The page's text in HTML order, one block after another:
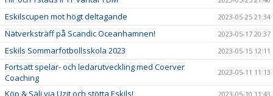
Eskilscupen mot högt deltagande 2023-05-25 21:34
Nätverksträff på Scandic Oceanhamnen! 2023-05-17 20:37
Eskils Sommarfotbollsskola 2023 2023-05-15 12:11
Fortsatt spelar- och ledarutveckling med Coerver
Coaching
2023-05-11 11:13
Köp & Sälj via Uzit och stötta Eskils! 2023-05-10 11:43